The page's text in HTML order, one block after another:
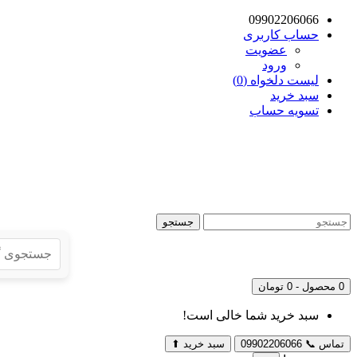
09902206066
حساب کاربری
عضویت
ورود
لیست دلخواه (0)
سبد خرید
تسویه حساب
جستجو
0 محصول - 0 تومان
سبد خرید شما خالی است!
تماس 📞
09902206066 سبد خرید ⬆